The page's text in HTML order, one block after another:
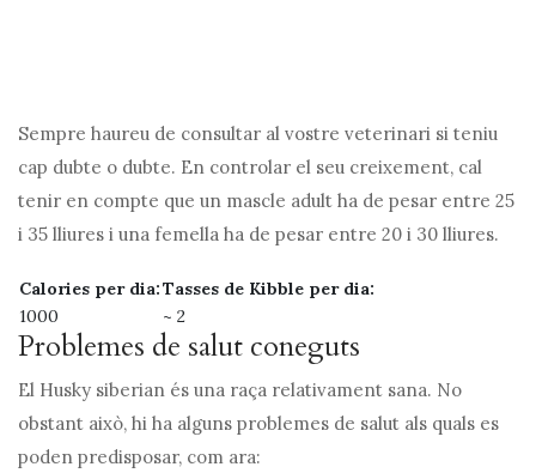
Sempre haureu de consultar al vostre veterinari si teniu
cap dubte o dubte. En controlar el seu creixement, cal
tenir en compte que un mascle adult ha de pesar entre 25
i 35 lliures i una femella ha de pesar entre 20 i 30 lliures.
Calories per dia:Tasses de Kibble per dia:
1000
~ 2
Problemes de salut coneguts
El Husky siberian és una raça relativament sana. No
obstant això, hi ha alguns problemes de salut als quals es
poden predisposar, com ara: